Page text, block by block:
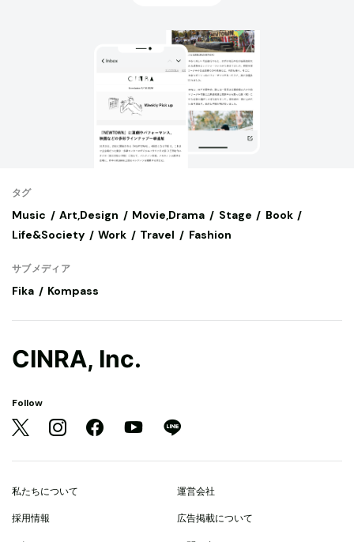
タグ
Music Art,Design Movie,Drama Stage
Book
Life&Society
Work Travel Fashion
サブメディア
Fika Kompass
CINRA, Inc.
Follow
私たちについて 運営会社
採用情報 広告掲載について